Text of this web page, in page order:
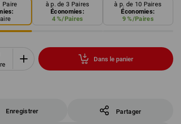
Paire
à p. de 3 Paires
Économies:
4%/Paires
à p. de 10 Paires
Économies:
9 %/Paires
Dans le panier
Enregistrer Partager